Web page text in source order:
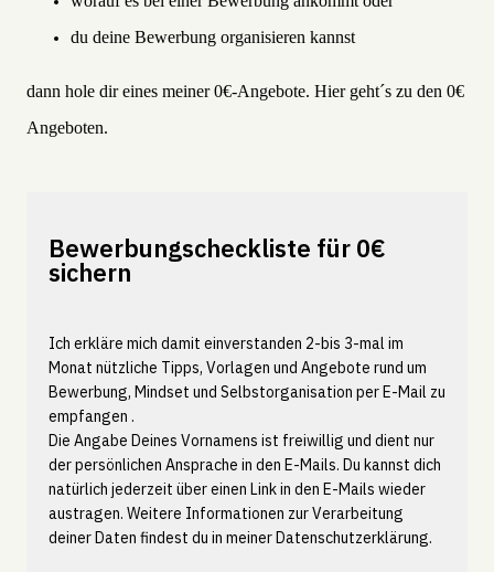
du deine Bewerbung organisieren kannst
dann hole dir eines meiner 0€-Angebote. Hier geht´s zu den 0€
Angeboten.
Bewerbungscheckliste für 0€
sichern
Ich erkläre mich damit einverstanden 2-bis 3-mal im
Monat nützliche Tipps, Vorlagen und Angebote rund um
Bewerbung, Mindset und Selbstorganisation per E-Mail zu
empfangen .
Die Angabe Deines Vornamens ist freiwillig und dient nur
der persönlichen Ansprache in den E-Mails. Du kannst dich
natürlich jederzeit über einen Link in den E-Mails wieder
austragen. Weitere Informationen zur Verarbeitung
deiner Daten findest du in meinerDatenschutzerklärung.